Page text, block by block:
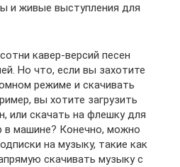
и живые выступления для
кавер-версий песен
Но что, если вы захотите
режиме и скачивать
вы хотите загрузить
или скачать на флешку для
в машине? Конечно, можно
на музыку, такие как
скачивать музыку с